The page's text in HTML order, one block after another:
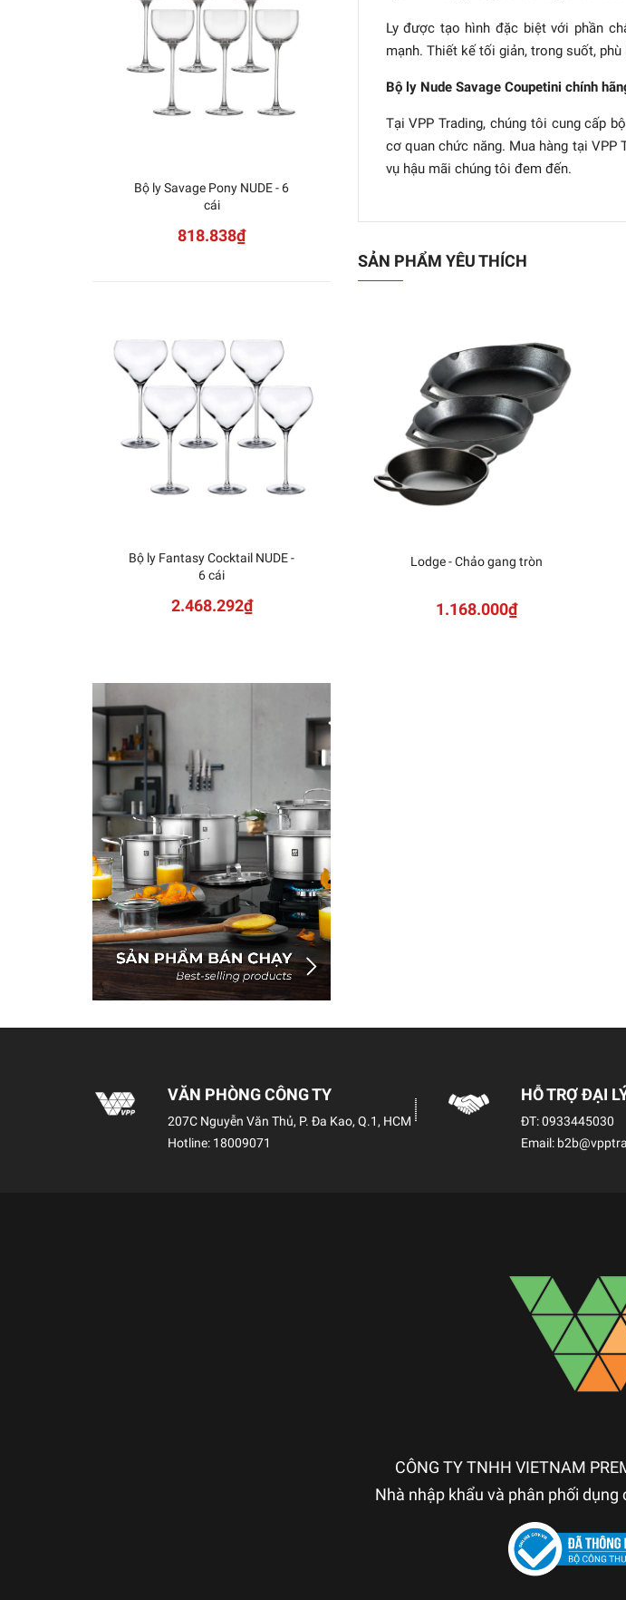
Ly được tạo hình đặc biệt với phần
mạnh. Thiết kế tối giản, trong suốt,
Bộ ly Nude Savage Coupetini chính
Tại VPP Trading, chúng tôi cung cấp
cơ quan chức năng. Mua hàng tại
vụ hậu mãi chúng tôi đem đến.
SẢN PHẨM YÊU THÍCH
Lodge - Chảo gang tròn
1.168.000₫
Bộ ly Savage Pony NUDE - 6
cái
818.838₫
Bộ ly Fantasy Cocktail NUDE -
6 cái
2.468.292₫
VĂN PHÒNG CÔNG TY
207C Nguyễn Văn Thủ, P. Đa Kao, Q.1, HCM
Hotline: 18009071
HỖ TRỢ ĐẠI
ĐT:0933445030
Email:
CÔNG TY TNHH VIETNAM
Nhà nhập khẩu và phân phối